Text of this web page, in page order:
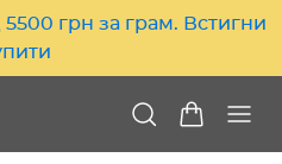
5500 грн за грам. Встигни